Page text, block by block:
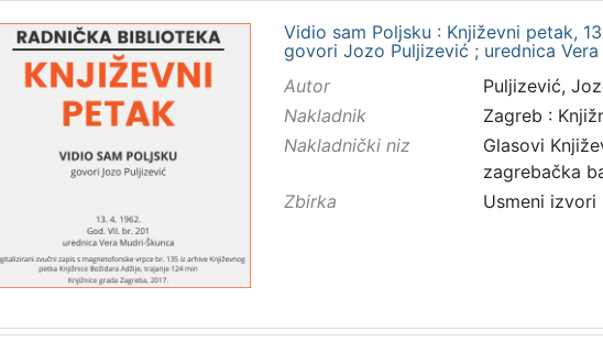
Vidio sam Poljsku : Književni petak,
govori Jozo Puljizević ; urednica
Autor
Puljizević,
Nakladnik
Zagreb :
Nakladnički niz
Glasovi
zagrebačka
Zbirka
Usmeni izvori